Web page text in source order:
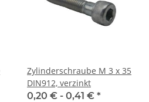
Zylinderschraube M 3 x 35
DIN912, verzinkt
0,20 € - 0,41 € *